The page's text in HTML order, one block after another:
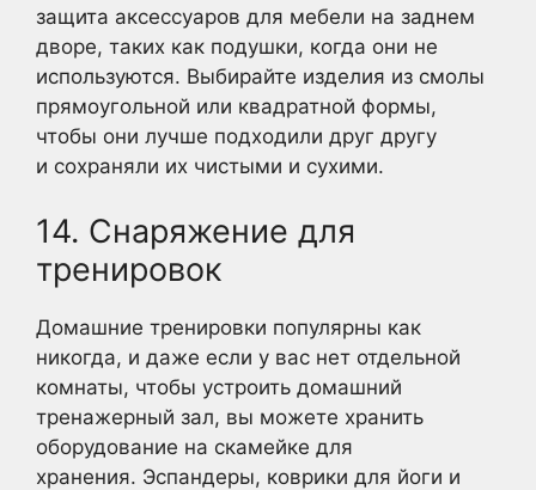
защита аксессуаров для мебели на заднем
дворе, таких как подушки, когда они не
используются. Выбирайте изделия из смолы
прямоугольной или квадратной формы,
чтобы они лучше подходили друг другу
и сохраняли их чистыми и сухими.
14. Снаряжение для
тренировок
Домашние тренировки популярны как
никогда, и даже если у вас нет отдельной
комнаты, чтобы устроить домашний
тренажерный зал, вы можете хранить
оборудование на скамейке для
хранения. Эспандеры, коврики для йоги и